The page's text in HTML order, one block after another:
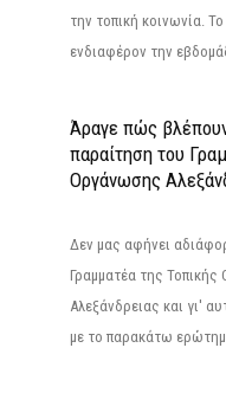
την τοπική κοινωνία.
ενδιαφέρον την
Άραγε πώς
παραίτηση του
Οργάνωσης
Δεν μας αφήνει
Γραμματέα της
Αλεξάνδρειας και γι'
με το παρακάτω